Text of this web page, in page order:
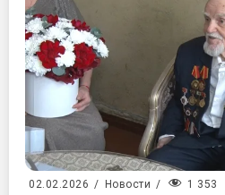
02.02.2026 / Новости / 1 353